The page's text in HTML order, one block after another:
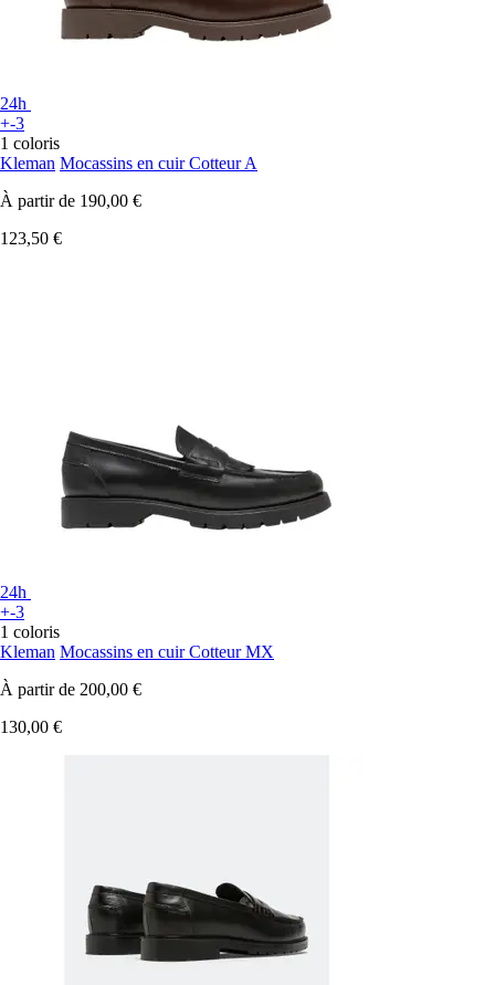
24h
+-3
1 coloris
Kleman Mocassins en cuir Cotteur A
À partir de 190,00 €
123,50 €
24h
+-3
1 coloris
Kleman Mocassins en cuir Cotteur MX
À partir de 200,00 €
130,00 €